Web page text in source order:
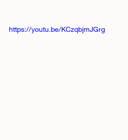
https://youtu.be/KCzqbjmJGrg